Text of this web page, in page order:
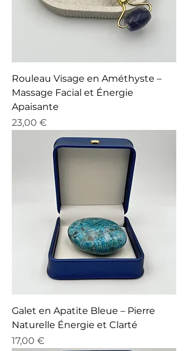
Rouleau Visage en Améthyste –
Massage Facial et Énergie
Apaisante
Prix
23,00 €
Galet en Apatite Bleue – Pierre
Naturelle Énergie et Clarté
Prix
17,00 €